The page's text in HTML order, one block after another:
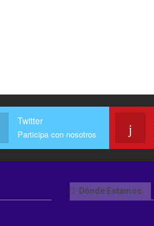
Twitter
Participa con nosotros
Dónde Estamos